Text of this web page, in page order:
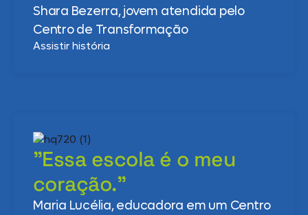
Shara Bezerra, jovem atendida pelo
Centro de Transformação
Assistir história
"Essa escola é o meu
coração."
Maria Lucélia, educadora em um Centro